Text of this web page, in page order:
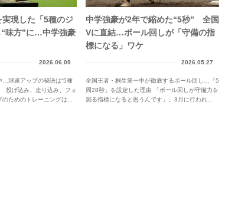
現した「5種のジ
味方”に…中学強豪
2026.06.09
…球速アップの秘訣は“5種
投げ込み、走り込み、フォ
のためのトレーニングは...
中学強豪が2年で縮めた“5秒” 全国
Vに直結…ボール回しが「守備の指
標になる」ワケ
2026.05.27
全国王者・桐生第一中が徹底するボール回し…「5
周28秒」を設定した理由 「ボール回しが守備力を
測る指標になると思うんです」。3月に行われ...